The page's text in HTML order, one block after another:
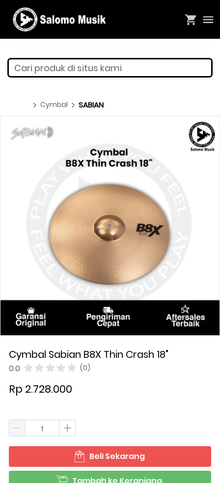
Cari produk di situs kami
Cymbal SABIAN
Cymbal Sabian B8X Thin Crash 18"
0.0 (0)
Rp 2.728.000
` Beli Sekarang
`